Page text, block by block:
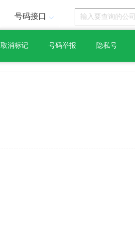
号码接口
取消标记 号码举报 隐私号